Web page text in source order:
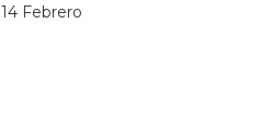
14 Febrero